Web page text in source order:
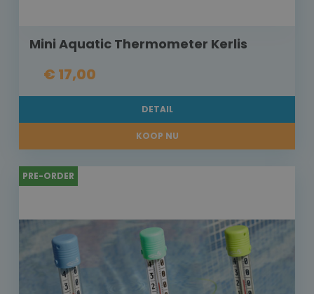
Mini Aquatic Thermometer Kerlis
€ 17,00
DETAIL
KOOP NU
PRE-ORDER